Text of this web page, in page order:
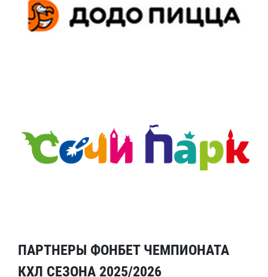
ПАРТНЕРЫ ФОНБЕТ ЧЕМПИОНАТА
КХЛ СЕЗОНА 2025/2026